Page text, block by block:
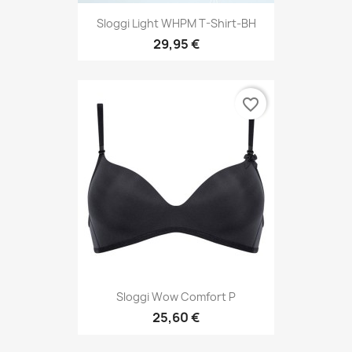
Sloggi Light WHPM T-Shirt-BH
29,95 €
Sloggi Wow Comfort P
25,60 €
favorite_border